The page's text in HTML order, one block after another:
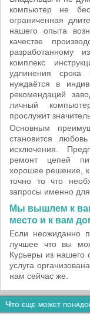
компьютер не
ограниченная
нашего опыта
качестве
разработанному
комплекс
удлинения срока
нуждаётся в
рекомендаций
личный
прослужит
Основным
становится
исключения.
ремонт цепей
хорошее решение,
точно то что
запросы именно для
Мы вышлем к
место и к вам
Если неожиданно
лучшее что вы
Курьеры из нашего
услуга
нам сейчас же.
Что еще может